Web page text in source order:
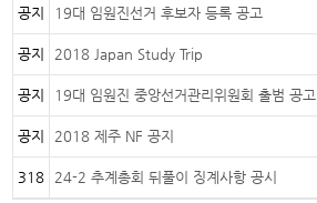
공지 19대 임원진선거 후보자 등록 공고
공지 2018 Japan Study Trip
공지 19대 임원진 중앙선거관리위원회 출범 공고
공지 2018 제주 NF 공지
318 24-2 추계총회 뒤풀이 징계사항 공시